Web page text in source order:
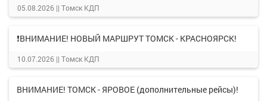
05.08.2026 || Томск КДП
❗ВНИМАНИЕ! НОВЫЙ МАРШРУТ ТОМСК - КРАСНОЯРСК!
10.07.2026 || Томск КДП
ВНИМАНИЕ! ТОМСК - ЯРОВОЕ (дополнительные рейсы)!